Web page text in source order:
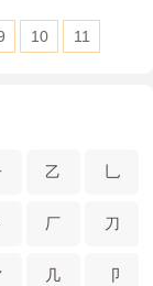
10 11
乙 乚
厂 刀
几 卩